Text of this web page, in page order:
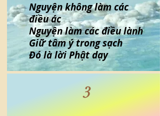
Nguyện không làm các
điều ác
Nguyện làm các điều lành
Giữ tâm ý trong sạch
Đó là lời Phật dạy
3